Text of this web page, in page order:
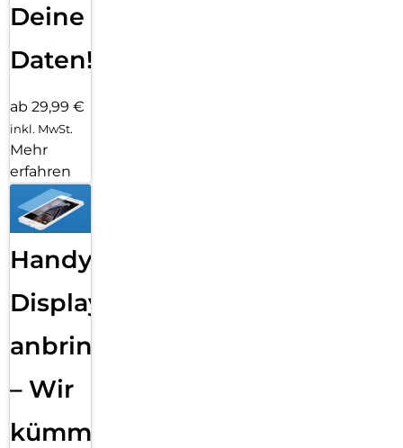
Deine
Daten!
ab 29,99 €
inkl. MwSt.
Mehr
erfahren
Handy
Displayfolie
anbringen
– Wir
kümmern